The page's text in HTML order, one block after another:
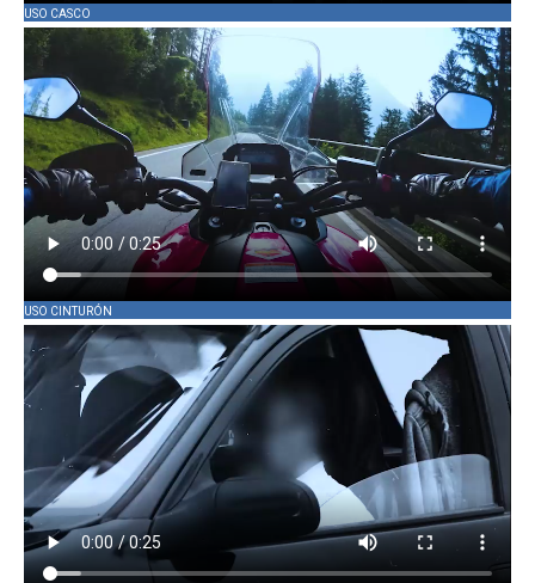
USO CASCO
USO CINTURÓN